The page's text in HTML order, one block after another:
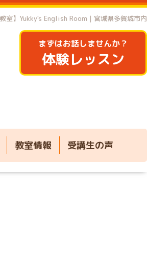
室】Yukky's English Room｜宮城県多賀城市内
まずはお話しませんか？
体験レッスン
教室情報 受講生の声